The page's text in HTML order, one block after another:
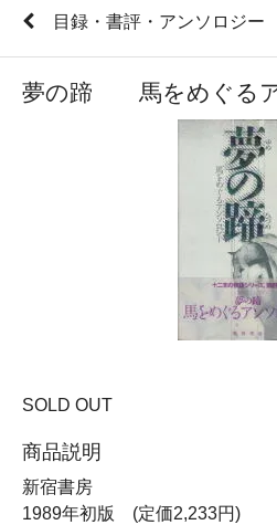
目録・書評・アンソロジー
夢の蹄 馬をめぐるア
SOLD OUT
商品説明
新宿書房
1989年初版 (定価2,233円)